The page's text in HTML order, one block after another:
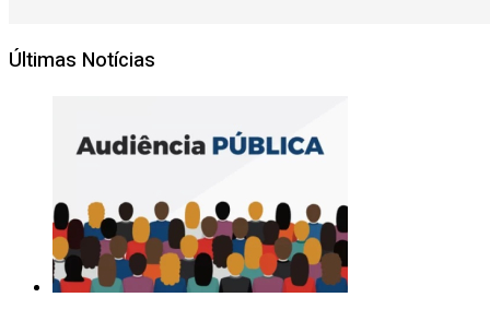
Últimas Notícias